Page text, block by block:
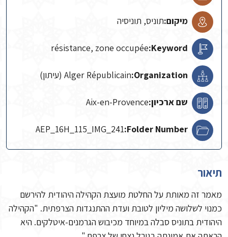
מיקום:תוניס, תוניסיה
Keyword:
résistance, zone occupée
Organization: Alger Républicain (עיתון)
שם ארכיון:Aix-en-Provence
Folder Number:
AEP_16H_115_IMG_241
תיאור
מאמר זה מאותת על החלטת מועצת הקהילה היהודית להירשם
כמנוי לשלושה מיליון לטובת ועדת ההתנגדות הצרפתית. "הקהילה
היהודית בתוניס סבלה במיוחד מכיבוש הגרמנים-איטלקים. היא